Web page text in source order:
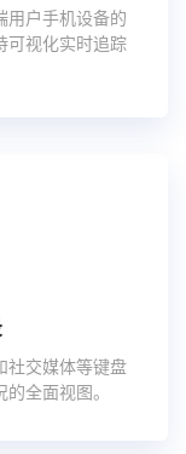
用户手机设备的
可视化实时追踪
社交媒体等键盘
全面视图。